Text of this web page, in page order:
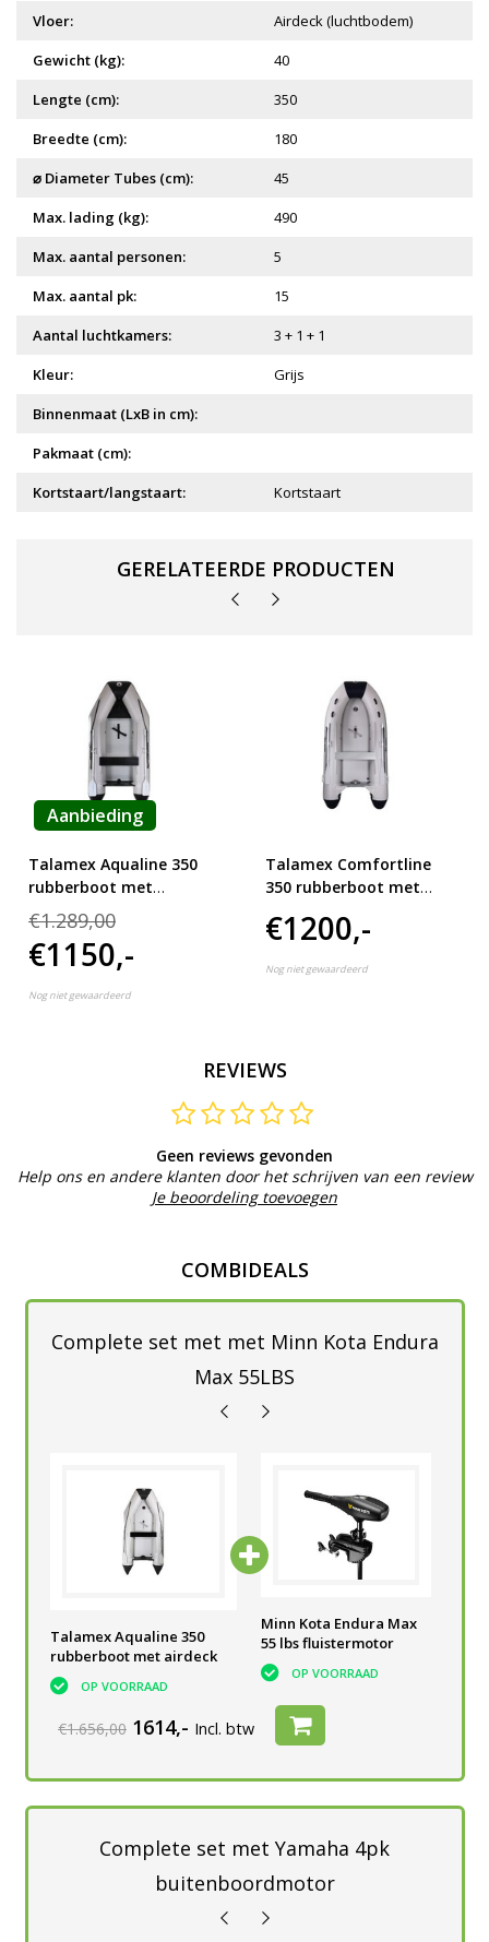
Vloer:
Airdeck (luchtbodem)
Gewicht (kg):
40
Lengte (cm):
350
Breedte (cm):
180
⌀ Diameter Tubes (cm):
45
Max. lading (kg):
490
Max. aantal personen:
5
Max. aantal pk:
15
Aantal luchtkamers:
3 + 1 + 1
Kleur:
Grijs
Binnenmaat (LxB in cm):
Pakmaat (cm):
Kortstaart/langstaart:
Kortstaart
GERELATEERDE PRODUCTEN
Aanbieding
Talamex Aqualine 350
rubberboot met
aluminium vloerdelen
€1.289,00
€1150,-
Nog niet gewaardeerd
Talamex Comfortline
350 rubberboot met
€1200,-
Nog niet gewaardeerd
REVIEWS
Geen reviews gevonden
Help ons en andere klanten door het schrijven van een review
Je beoordeling toevoegen
COMBIDEALS
Complete set met met Minn Kota Endura
Max 55LBS
Talamex Aqualine 350
rubberboot met airdeck
OP VOORRAAD
Talamex 60 A
Minn Kota Endura Max
55 lbs fluistermotor
OP VOORRAAD
€1.656,00 1614,- Incl. btw
Complete set met Yamaha 4pk
buitenboordmotor